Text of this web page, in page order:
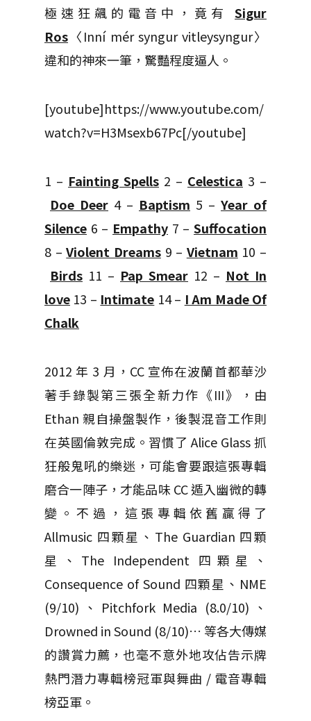
極速狂飆的電音中，竟有 Sigur
Ros 〈Inní mér syngur vitleysyngur〉
違和的神來一筆，驚豔程度逼人。
[youtube]https://www.youtube.com/
watch?v=H3Msexb67Pc[/youtube]
1 – Fainting Spells 2 – Celestica 3 –
Doe Deer 4 – Baptism 5 – Year of
Silence 6 – Empathy 7 – Suffocation
8 –Violent Dreams9 – Vietnam 10 –
Birds 11 – Pap Smear 12 – Not In
love 13 – Intimate 14 – I Am Made Of
Chalk
2012 年 3 月，CC 宣佈在波蘭首都華沙
著手錄製第三張全新力作《III》，由
Ethan 親自操盤製作，後製混音工作則
在英國倫敦完成。習慣了 Alice Glass 抓
狂般鬼吼的樂迷，可能會要跟這張專輯
磨合一陣子，才能品味 CC 遁入幽微的轉
變。不過，這張專輯依舊贏得了
Allmusic 四顆星、The Guardian 四顆
星、The Independent 四顆星、
Consequence of Sound 四顆星、NME
(9/10)、Pitchfork Media (8.0/10)、
Drowned in Sound (8/10)… 等各大傳媒
的讚賞力薦，也毫不意外地攻佔告示牌
熱門潛力專輯榜冠軍與舞曲 / 電音專輯
榜亞軍。